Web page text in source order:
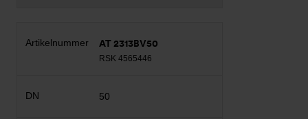
AT 2313BV50
RSK 4565446
50